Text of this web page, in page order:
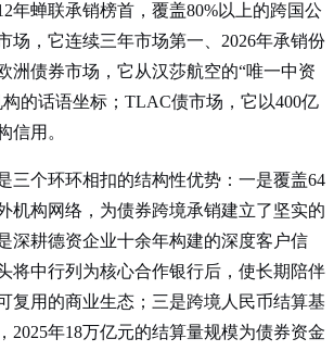
年蝉联承销榜首，覆盖80%以上的跨国公
场，它连续三年市场第一、2026年承销份
洲债券市场，它从汉莎航空的“唯一中资
的话语坐标；TLAC债市场，它以400亿
信用。
三个环环相扣的结构性优势：一是覆盖64
机构网络，为债券跨境承销建立了坚实的
深耕德资企业十余年构建的深度客户信
将中行列为核心合作银行后，使长期陪伴
复用的商业生态；三是跨境人民币结算基
2025年18万亿元的结算量规模为债券资金